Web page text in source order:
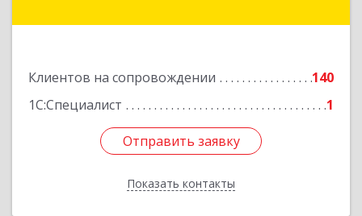
Клиентов на сопровождении
140
1С:Специалист
1
Отправить заявку
Показать контакты
Подробнее
Отправить заявку
Назад